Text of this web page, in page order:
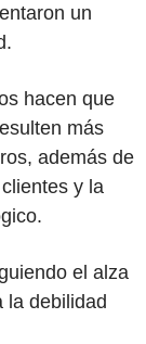
un
hacen que
más
además de
y la
el alza
la debilidad